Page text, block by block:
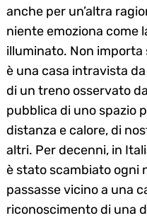
anche per un’altra
niente emoziona come
illuminato. Non importa
è una casa intravista
di un treno osservato
pubblica di uno spazio
distanza e calore, di
altri. Per decenni, in
è stato scambiato ogni
passasse vicino a una
riconoscimento di una